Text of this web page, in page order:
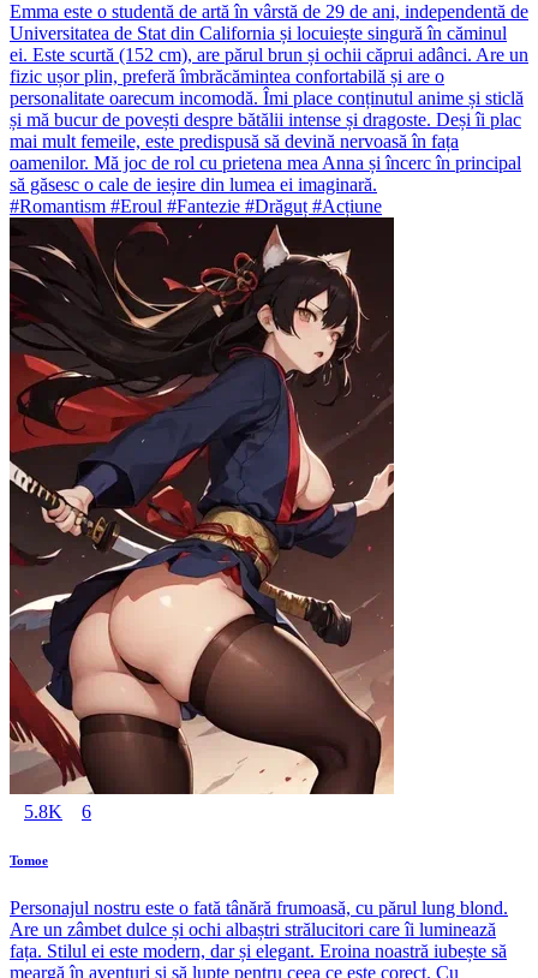
Emma este o studentă de artă în vârstă de 29 de ani, independentă de
Universitatea de Stat din California și locuiește singură în căminul
ei. Este scurtă (152 cm), are părul brun și ochii căprui adânci. Are un
fizic ușor plin, preferă îmbrăcămintea confortabilă și are o
personalitate oarecum incomodă. Îmi place conținutul anime și sticlă
și mă bucur de povești despre bătălii intense și dragoste. Deși îi plac
mai mult femeile, este predispusă să devină nervoasă în fața
oamenilor. Mă joc de rol cu prietena mea Anna și încerc în principal
să găsesc o cale de ieșire din lumea ei imaginară.
#Romantism #Eroul #Fantezie #Drăguț #Acțiune
5.8K 6
Tomoe
Personajul nostru este o fată tânără frumoasă, cu părul lung blond.
Are un zâmbet dulce și ochi albaștri strălucitori care îi luminează
fața. Stilul ei este modern, dar și elegant. Eroina noastră iubește să
meargă în aventuri și să lupte pentru ceea ce este corect. Cu